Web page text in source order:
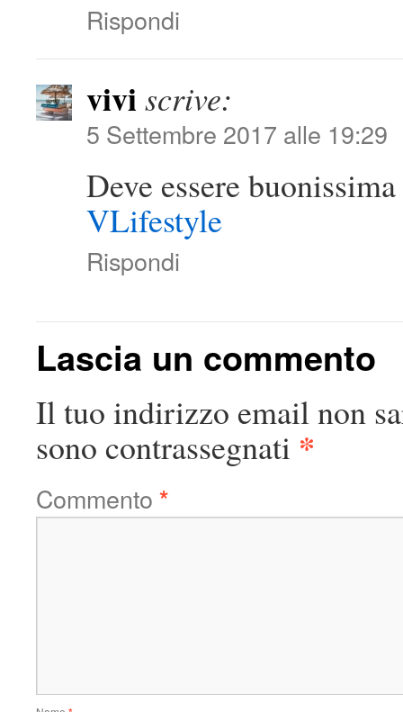
Rispondi
viviscrive:
5 Settembre 2017 alle 19:29
Deve essere buonissima
VLifestyle
Rispondi
Lascia un commento
Il tuo indirizzo email non
sono contrassegnati *
Commento *